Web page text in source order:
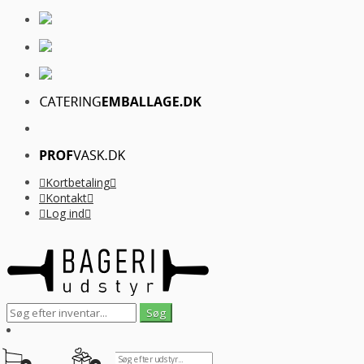
Kortbetaling
Kontakt
Log ind